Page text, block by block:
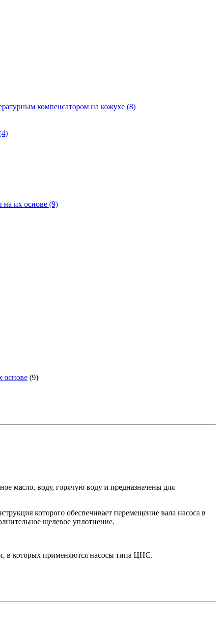
компенсатором на кожухе (8)
их основе (9)
основе (9)
масло, воду, горячую воду и предназначены для
которого обеспечивает перемещение вала насоса в
щелевое уплотнение.
в которых применяются насосы типа ЦНС.